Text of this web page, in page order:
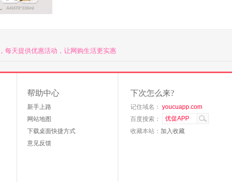
每天提供优惠活动，让网购生活更实惠
帮助中心
新手上路
网站地图
下载桌面快捷方式
意见反馈
下次怎么来?
记住域名： youcuapp.com
百度搜索：
收藏本站： 加入收藏